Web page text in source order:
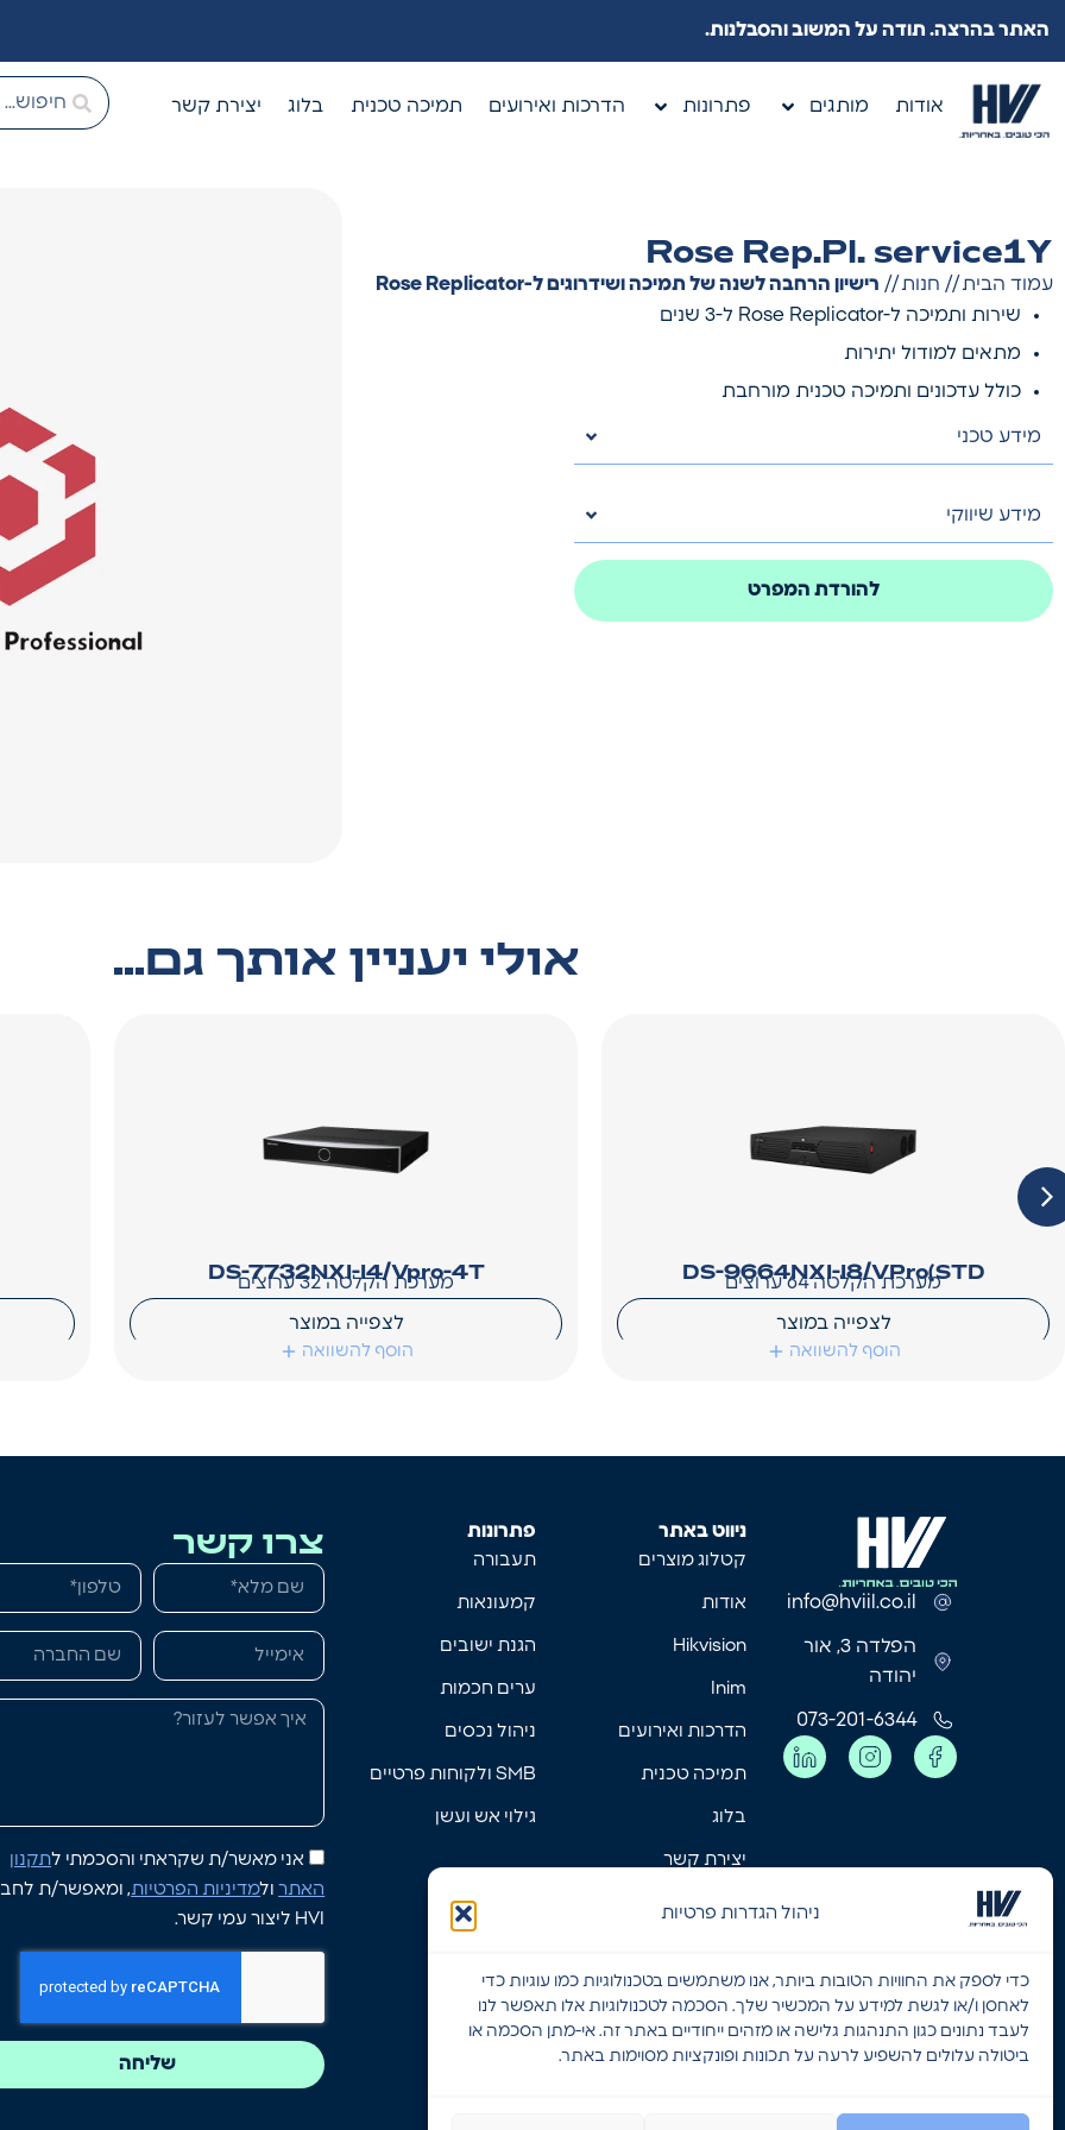
ניהול הגדרות פרטיות
כדי לספק את החוויות הטובות ביותר, אנו משתמשים בטכנולוגיות כמו עוגיות כדי
לאחסן ו/או לגשת למידע על המכשיר שלך. הסכמה לטכנולוגיות אלו תאפשר לנו
לעבד נתונים כגון התנהגות גלישה או מזהים ייחודיים באתר זה. אי-מתן הסכמה או
ביטולה עלולים להשפיע לרעה על תכונות ופונקציות מסוימות באתר.
האתר בהרצה. תודה על המשוב והסבלנות.
אודות מותגים פתרונות הדרכות ואירועים תמיכה טכנית בלוג יצירת קשר
Rose Rep.Pl. service1Y
עמוד הבית// חנות// רישיון הרחבה לשנה של תמיכה ושידרוגים ל-Rose Replicator
שירות ותמיכה ל-Rose Replicator ל-3 שנים
מתאים למודול יתירות
כולל עדכונים ותמיכה טכנית מורחבת
מידע טכני
מידע שיווקי
להורדת המפרט
אולי יעניין אותך גם...
DS-9664NXI-I8/VPro(STD
מערכת הקלטה 64 ערוצים
לצפייה במוצר
הוסף להשוואה
DS-7732NXI-I4/Vpro-4T
מערכת הקלטה 32 ערוצים
לצפייה במוצר
הוסף להשוואה
info@hviil.co.il
הפלדה 3, אור
יהודה
073-201-6344
ניווט באתר
קטלוג מוצרים
אודות
Hikvision
Inim
הדרכות ואירועים
תמיכה טכנית
בלוג
יצירת קשר
פתרונות
תעבורה
קמעונאות
הגנת ישובים
ערים חכמות
ניהול נכסים
SMB ולקוחות פרטיים
גילוי אש ועשן
צרו קשר
אני מאשר/ת שקראתי והסכמתי לתקנון
האתרולמדיניות הפרטיות, ומאפשר/ת
HVI ליצור עמי קשר.
שליחה